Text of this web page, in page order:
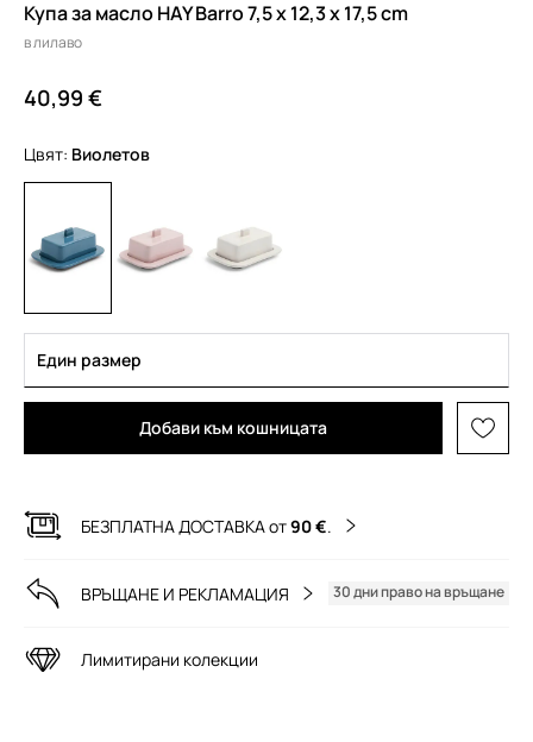
Купа за масло HAY Barro 7,5 x 12,3 x 17,5 cm
в лилаво
40,99 €
Цвят: виолетов
Един размер
Добави към кошницата
БЕЗПЛАТНА ДОСТАВКА от90 €.
ВРЪЩАНЕ И РЕКЛАМАЦИЯ 30 дни право на връщане
Лимитирани колекции